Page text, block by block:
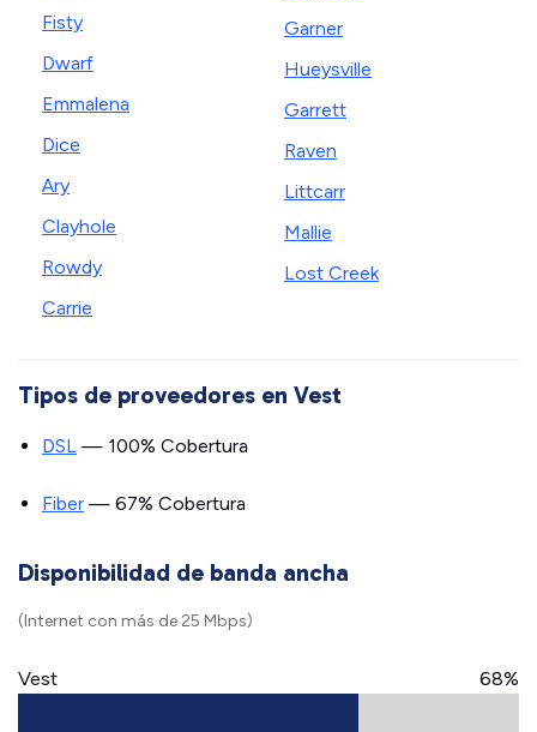
Fisty
Dwarf
Emmalena
Dice
Ary
Clayhole
Rowdy
Carrie
Garner
Hueysville
Garrett
Raven
Littcarr
Mallie
Lost Creek
Tipos de proveedores en Vest
DSL — 100% Cobertura
Fiber — 67% Cobertura
Disponibilidad de banda ancha
(Internet con más de 25 Mbps)
Vest 68%